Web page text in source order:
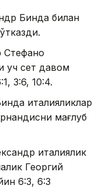
Бинда билан
Стефано
уч сет давом
3:6, 10:4.
италияликлар
мағлуб
италиялик
Георгий
6:3, 6:3